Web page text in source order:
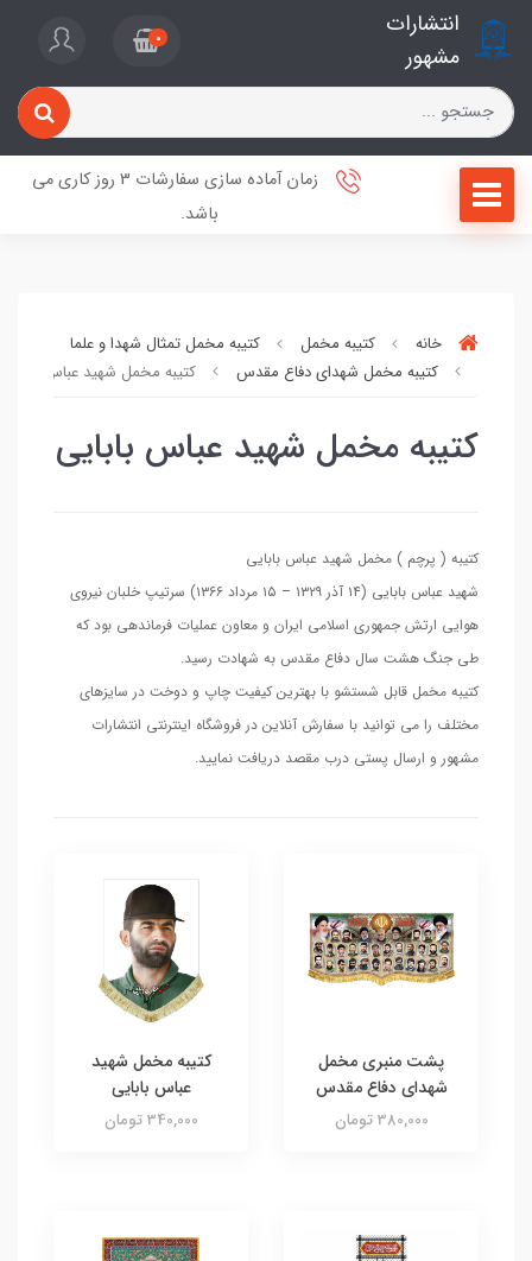
انتشارات
مشهور
0
زمان آماده سازی سفارشات 3 روز کاری می
باشد.
خانه کتیبه مخمل
کتیبه مخمل تمثال شهدا و علما
کتیبه مخمل شهدای دفاع مقدس
کتیبه مخمل شهید عباس بابایی
کتیبه مخمل شهید عباس بابایی
کتیبه ( پرچم ) مخمل شهید عباس بابایی
شهید عباس بابایی (۱۴ آذر ۱۳۲۹ – ۱۵ مرداد ۱۳۶۶) سرتیپ خلبان نیروی
هوایی ارتش جمهوری اسلامی ایران و معاون عملیات فرماندهی بود که
طی جنگ هشت سال دفاع مقدس به شهادت رسید.
کتیبه مخمل قابل شستشو با بهترین کیفیت چاپ و دوخت در سایزهای
مختلف را می توانید با سفارش آنلاین در فروشگاه اینترنتی انتشارات
مشهور و ارسال پستی درب مقصد دریافت نمایید.
پشت منبری مخمل
شهدای دفاع مقدس
380,000 تومان
کتیبه مخمل شهید
عباس بابایی
340,000 تومان